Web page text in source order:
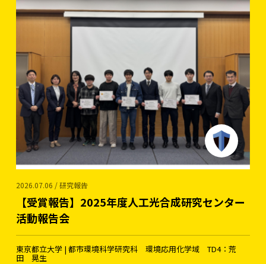
2026.07.06 / 研究報告
【受賞報告】2025年度人工光合成研究センター
活動報告会
東京都立大学 | 都市環境科学研究科 環境応用化学域 TD4：荒
田 晃生